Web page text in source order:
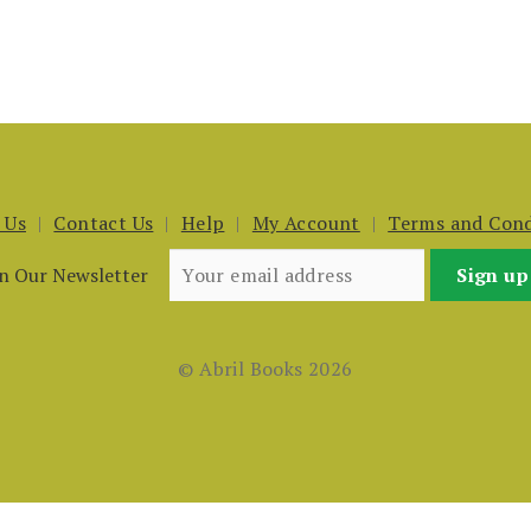
Contact Us Help My Account
Terms and
Our Newsletter
© Abril Books 2026